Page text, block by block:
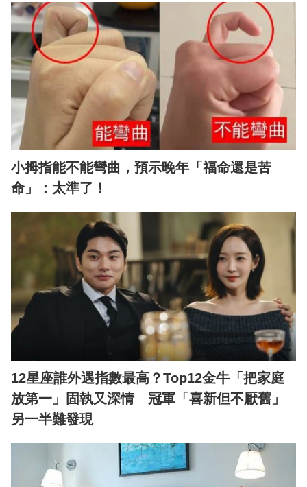
小拇指能不能彎曲，預示晚年「福命還是苦
命」：太準了！
12星座誰外遇指數最高？Top12金牛「把家庭
放第一」固執又深情 冠軍「喜新但不厭舊」
另一半難發現